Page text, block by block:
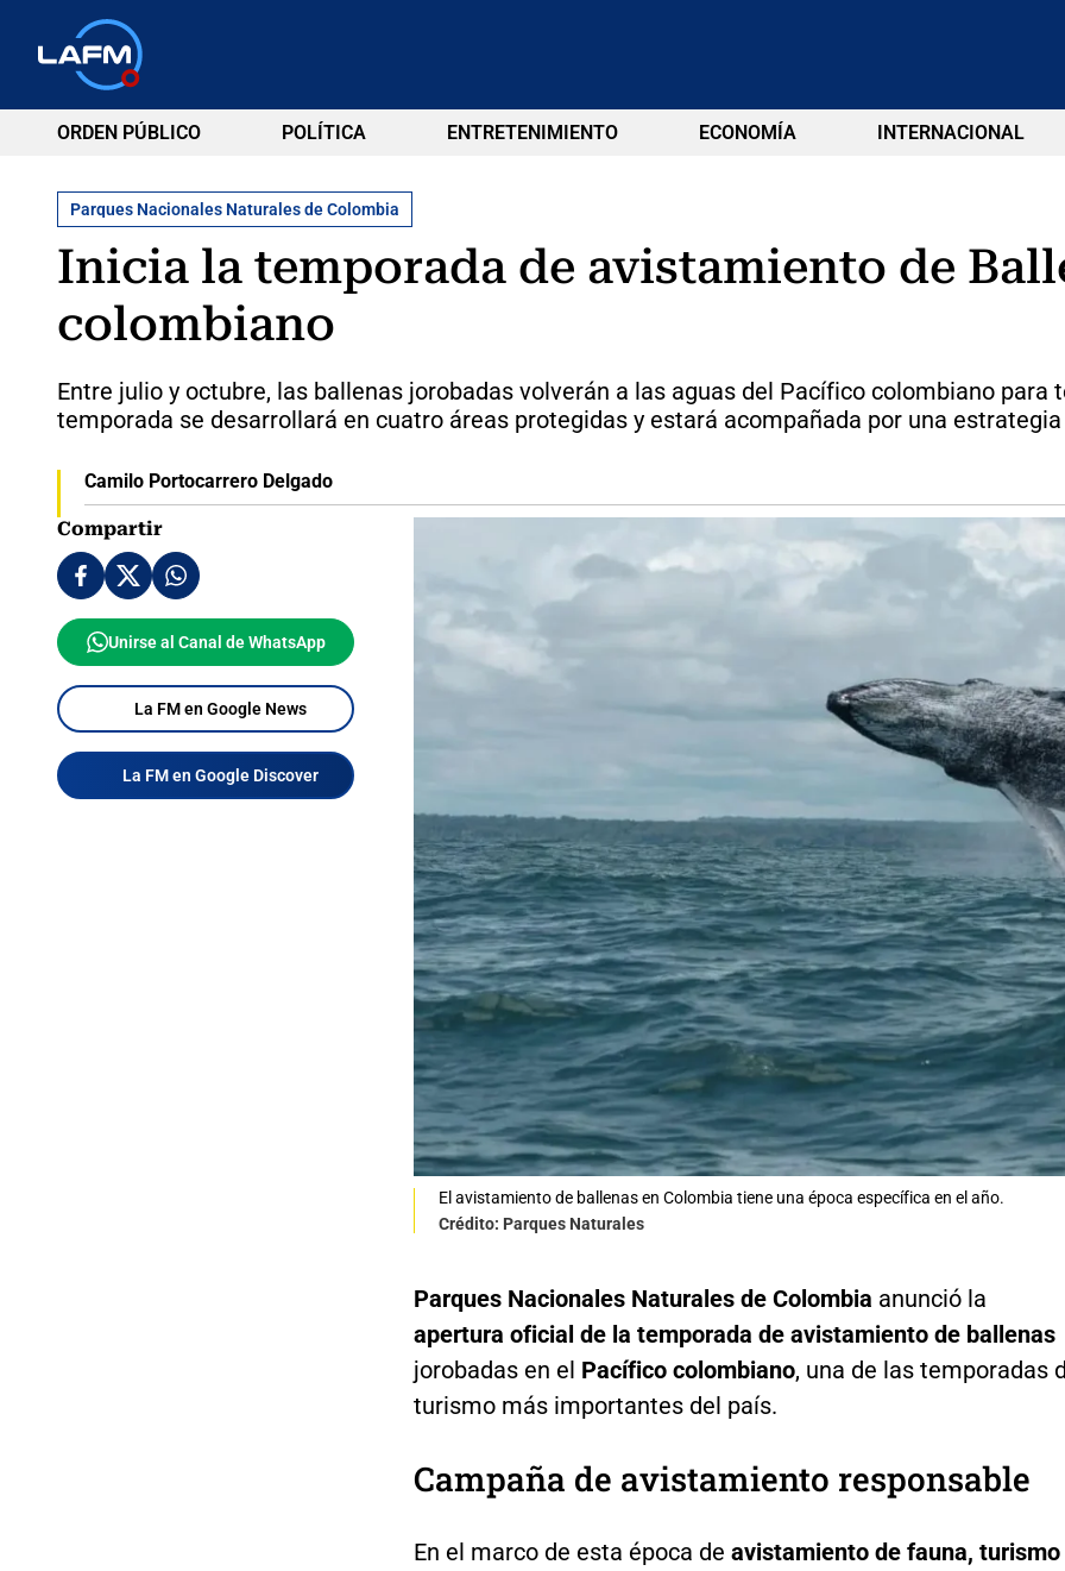
ORDEN PÚBLICO POLÍTICA ENTRETENIMIENTO ECONOMÍA INTERNACIONAL
Parques Nacionales Naturales de Colombia
Inicia la temporada de avistamiento de
colombiano
Entre julio y octubre, las ballenas jorobadas volverán a las aguas del Pacífico colombiano para
temporada se desarrollará en cuatro áreas protegidas y estará acompañada por una
Camilo Portocarrero Delgado
Compartir
Unirse al Canal de WhatsApp
La FM en Google News
La FM en Google Discover
El avistamiento de ballenas en Colombia tiene una época específica en el año.
Crédito: Parques Naturales
Parques Nacionales Naturales de Colombia anunció la
apertura oficial de la temporada de avistamiento de ballenas
jorobadas en el Pacífico colombiano, una de las temporadas
turismo más importantes del país.
Campaña de avistamiento responsable
En el marco de esta época de avistamiento de fauna, turismo